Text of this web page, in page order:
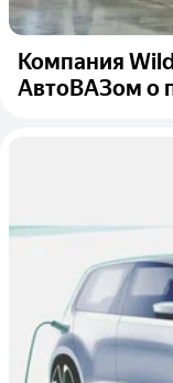
Компания
АвтоВАЗом о